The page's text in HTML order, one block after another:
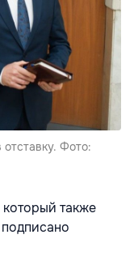
Фото:
который также